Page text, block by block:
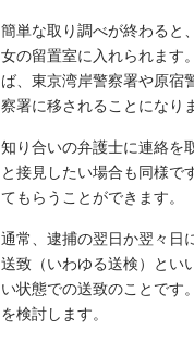
簡単な取り調べが終わると
女の留置室に入れられます
ば、東京湾岸警察署や原宿
察署に移されることになり
知り合いの弁護士に連絡を
と接見したい場合も同様で
てもらうことができます。
通常、逮捕の翌日か翌々日
送致（いわゆる送検）とい
い状態での送致のことです
を検討します。